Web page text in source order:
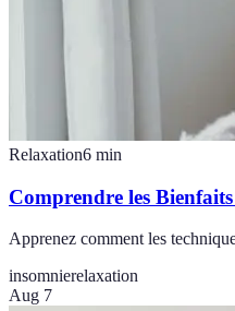
Relaxation6 min
Comprendre les
Apprenez comment les
insomnierelaxation
Aug 7